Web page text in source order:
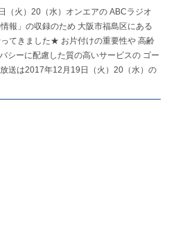
（火）20（水）オンエアの ABCラジオ
情報」の収録のため 大阪市福島区にある
てきました★ お片付けの重要性や 高齢
シーに配慮した質の高いサービスの ゴー
送は2017年12月19日（火）20（水）の